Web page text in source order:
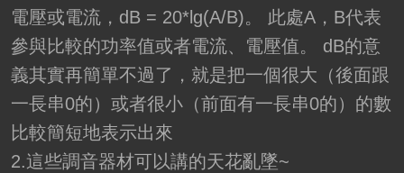
電壓或電流，dB = 20*lg(A/B)。 此處A，B代表
參與比較的功率值或者電流、電壓值。 dB的意
義其實再簡單不過了，就是把一個很大（後面跟
一長串0的）或者很小（前面有一長串0的）的數
比較簡短地表示出來
2.這些調音器材可以講的天花亂墜~